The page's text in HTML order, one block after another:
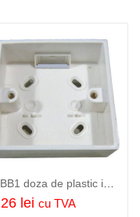
lei cu TVA